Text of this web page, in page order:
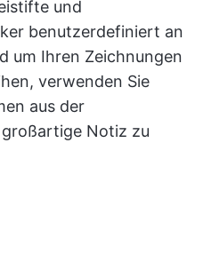
und
benutzerdefiniert an
um Ihren Zeichnungen
verwenden Sie
aus der
großartige Notiz zu